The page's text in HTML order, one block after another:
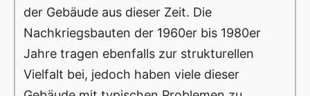
der Gebäude aus dieser Zeit. Die
Nachkriegsbauten der 1960er bis 1980er
Jahre tragen ebenfalls zur strukturellen
Vielfalt bei, jedoch haben viele dieser